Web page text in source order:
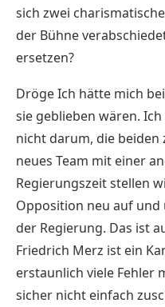
sich zwei
der Bühne
ersetzen?
Dröge Ich hätte mich
sie geblieben wären.
nicht darum, die beiden
neues Team mit einer
Regierungszeit stellen
Opposition neu auf
der Regierung. Das ist
Friedrich Merz ist ein
erstaunlich viele Fehler
sicher nicht einfach